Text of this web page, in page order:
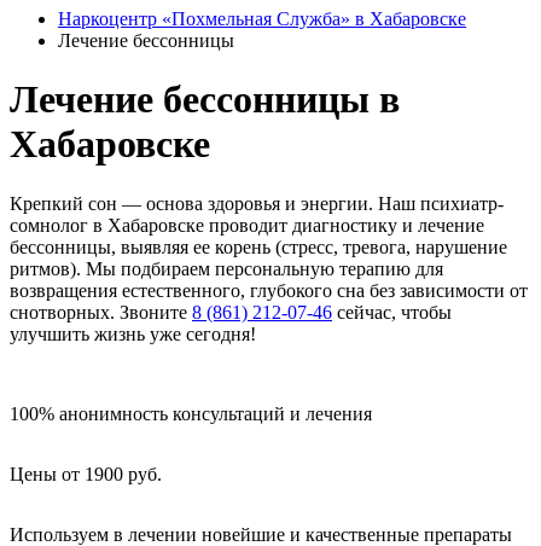
Наркоцентр «Похмельная Служба» в Хабаровске
Лечение бессонницы
Лечение бессонницы в
Хабаровске
Крепкий сон — основа здоровья и энергии. Наш психиатр-
сомнолог в Хабаровске проводит диагностику и лечение
бессонницы, выявляя ее корень (стресс, тревога, нарушение
ритмов). Мы подбираем персональную терапию для
возвращения естественного, глубокого сна без зависимости от
снотворных. Звоните 8 (861) 212-07-46 сейчас, чтобы
улучшить жизнь уже сегодня!
100% анонимность консультаций и лечения
Цены от 1900 руб.
Используем в лечении новейшие и качественные препараты